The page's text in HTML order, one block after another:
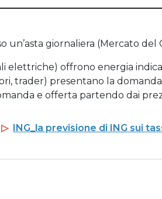
un’asta giornaliera (Mercato del
elettriche) offrono energia
trader) presentano la domanda
e offerta partendo dai
▷ ING_la previsione di ING sui